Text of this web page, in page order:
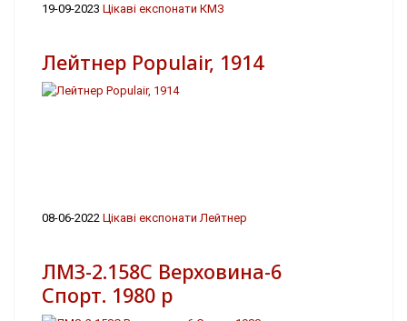
19-09-2023 Цікаві експонати КМЗ
Лейтнер Populair, 1914
08-06-2022 Цікаві експонати Лейтнер
ЛМЗ-2.158С Верховина-6
Спорт. 1980 р